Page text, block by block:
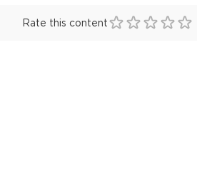
Rate this content